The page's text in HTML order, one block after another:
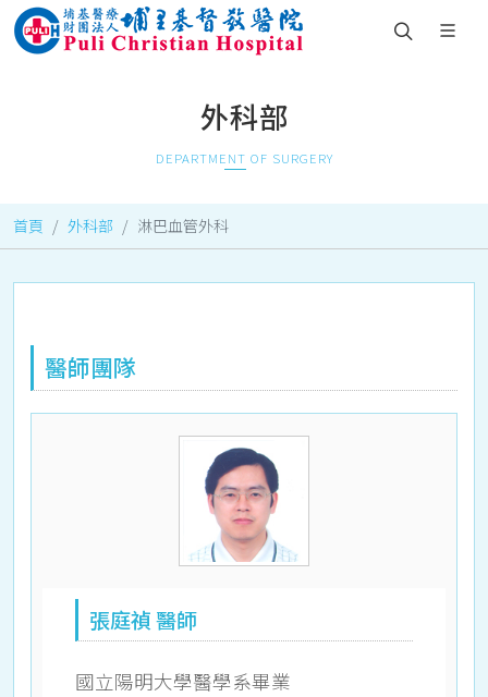
外科部
DEPARTMENT OF SURGERY
首頁 外科部 淋巴血管外科
醫師團隊
張庭禎 醫師
國立陽明大學醫學系畢業